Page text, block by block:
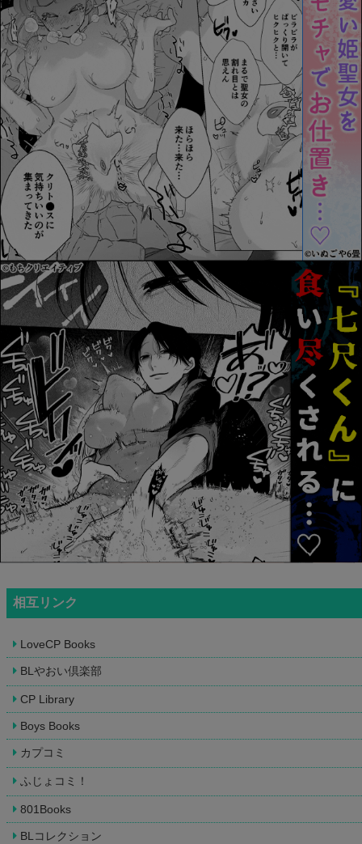
相互リンク
LoveCP Books
BLやおい倶楽部
CP Library
Boys Books
カプコミ
ふじょコミ！
801Books
BLコレクション